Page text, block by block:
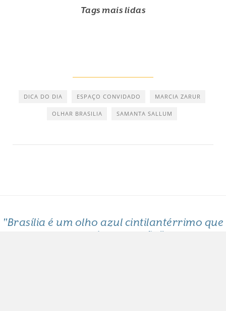
Tags mais lidas
DICA DO DIA ESPAÇO CONVIDADO MARCIA ZARUR
OLHAR BRASILIA SAMANTA SALLUM
"Brasília é um olho azul cintilantérrimo que
me arde o coração"